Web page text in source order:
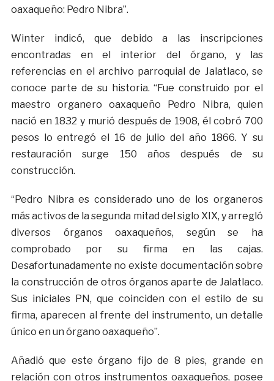
oaxaqueño: Pedro Nibra”.
Winter indicó, que debido a las inscripciones
encontradas en el interior del órgano, y las
referencias en el archivo parroquial de Jalatlaco, se
conoce parte de su historia. “Fue construido por el
maestro organero oaxaqueño Pedro Nibra, quien
nació en 1832 y murió después de 1908, él cobró 700
pesos lo entregó el 16 de julio del año 1866. Y su
restauración surge 150 años después de su
construcción.
“Pedro Nibra es considerado uno de los organeros
más activos de la segunda mitad del siglo XIX, y arregló
diversos órganos oaxaqueños, según se ha
comprobado por su firma en las cajas.
Desafortunadamente no existe documentación sobre
la construcción de otros órganos aparte de Jalatlaco.
Sus iniciales PN, que coinciden con el estilo de su
firma, aparecen al frente del instrumento, un detalle
único en un órgano oaxaqueño”.
Añadió que este órgano fijo de 8 pies, grande en
relación con otros instrumentos oaxaqueños, posee